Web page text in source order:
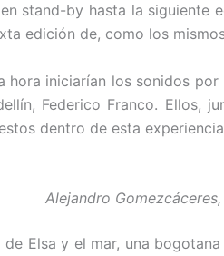
stand-by hasta la
edición de, como los
hora iniciarían los sonidos
Federico Franco. Ellos,
dentro de esta
Alejandro
Elsa y el mar, una